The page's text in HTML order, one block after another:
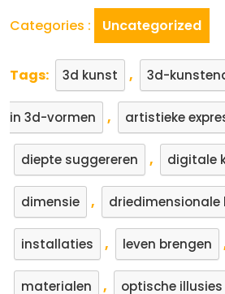
Categories : Uncategorized
Tags: 3d kunst , 3d-
in 3d-vormen , artistieke
diepte suggereren , digitale
dimensie , driedimensionale
installaties , leven brengen
materialen , optische illusies